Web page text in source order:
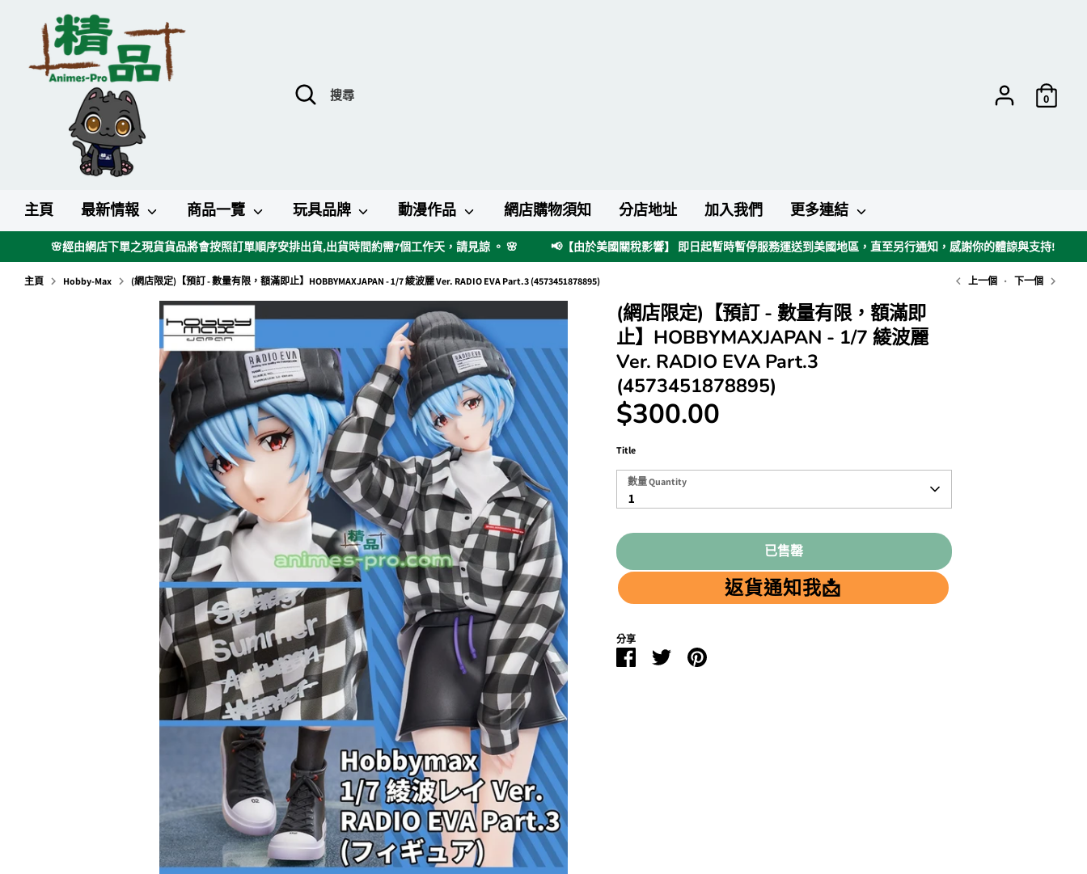
搜
尋
搜
尋
0
主頁 最新情報 商品一覽 玩具品牌 動漫作品 網店購物須知 分店地址 加入我們 更多連結
🌸經由網店下單之現貨貨品將會按照訂單順序安排出貨,出貨時間約需7個工作天，請見諒 。 🌸 📢【由於美國關稅影響】 即日起暫時暫停服務運送到美國地區，直至另行通知，感謝你的體諒與支持!
主頁 Hobby-Max (網店限定)【預訂 - 數量有限，額滿即止】HOBBYMAXJAPAN - 1/7 綾波麗 Ver. RADIO EVA Part.3 (4573451878895) 上一個 下一個
(網店限定)【預訂 - 數量有限，額滿即
止】HOBBYMAXJAPAN - 1/7 綾波麗
Ver. RADIO EVA Part.3
(4573451878895)
$300.00
Title
數
Quantity
1
數量 Quantity
已售罄
返貨通知我📩
分享
FacebookTwitterPinterest